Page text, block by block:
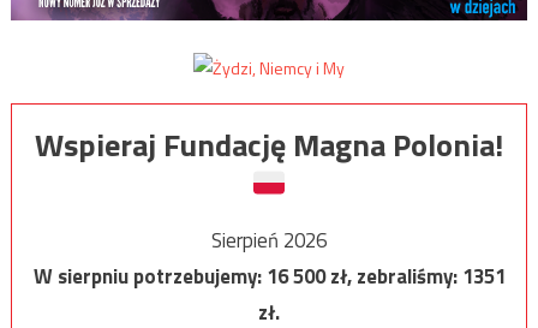
Wspieraj Fundację Magna Polonia!
Sierpień 2026
W sierpniu potrzebujemy:16 500zł, zebraliśmy:1351
zł.